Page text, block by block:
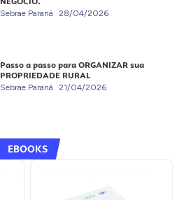
Sebrae Paraná 28/04/2026
Passo a passo para ORGANIZAR sua
PROPRIEDADE RURAL
Sebrae Paraná 21/04/2026
EBOOKS